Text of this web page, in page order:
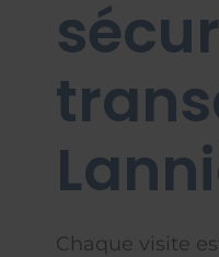
Chaque visite